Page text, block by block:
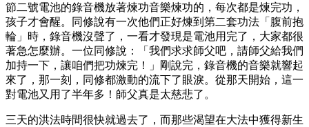
節二號電池的錄音機放著煉功音樂煉功的，每次都是煉完功，
孩子才會醒。同修說有一次他們正好煉到第二套功法「腹前抱
輪」時，錄音機沒聲了，一看才發現是電池用完了，大家都很
著急怎麼辦。一位同修說：「我們求求師父吧，請師父給我們
加持一下，讓咱們把功煉完！」剛說完，錄音機的音樂就響起
來了，那一刻，同修都激動的流下了眼淚。從那天開始，這一
對電池又用了半年多！師父真是太慈悲了。
三天的洪法時間很快就過去了，而那些渴望在大法中獲得新生